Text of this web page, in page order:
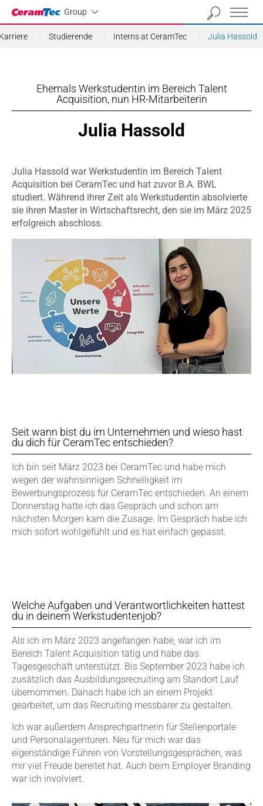
Group
Industrial
Studierende Interns at CeramTec Julia Hassold
Ehemals Werkstudentin im Bereich Talent
Acquisition, nun HR-Mitarbeiterin
Julia Hassold
Julia Hassold war Werkstudentin im Bereich Talent
Acquisition bei CeramTec und hat zuvor B.A. BWL
studiert. Während ihrer Zeit als Werkstudentin absolvierte
sie ihren Master in Wirtschaftsrecht, den sie im März 2025
erfolgreich abschloss.
Seit wann bist du im Unternehmen und wieso hast
du dich für CeramTec entschieden?
Ich bin seit März 2023 bei CeramTec und habe mich
wegen der wahnsinnigen Schnelligkeit im
Bewerbungsprozess für CeramTec entschieden. An einem
Donnerstag hatte ich das Gespräch und schon am
nächsten Morgen kam die Zusage. Im Gespräch habe ich
mich sofort wohlgefühlt und es hat einfach gepasst.
Welche Aufgaben und Verantwortlichkeiten hattest
du in deinem Werkstudentenjob?
Als ich im März 2023 angefangen habe, war ich im
Bereich Talent Acquisition tätig und habe das
Tagesgeschäft unterstützt. Bis September 2023 habe ich
zusätzlich das Ausbildungsrecruiting am Standort Lauf
übernommen. Danach habe ich an einem Projekt
gearbeitet, um das Recruiting messbarer zu gestalten.
Ich war außerdem Ansprechpartnerin für Stellenportale
und Personalagenturen. Neu für mich war das
eigenständige Führen von Vorstellungsgesprächen, was
mir viel Freude bereitet hat. Auch beim Employer Branding
war ich involviert.